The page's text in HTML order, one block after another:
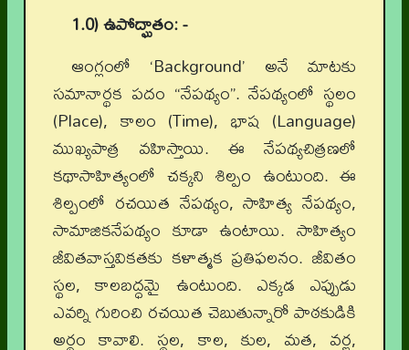
1.0) ఉపోద్ఘాతం: -
ఆంగ్లంలో ‘Background’ అనే మాటకు
సమానార్థక పదం “నేపథ్యం”. నేపథ్యంలో స్థలం
(Place), కాలం (Time), భాష (Language)
ముఖ్యపాత్ర వహిస్తాయి. ఈ నేపథ్యచిత్రణలో
కథాసాహిత్యంలో చక్కని శిల్పం ఉంటుంది. ఈ
శిల్పంలో రచయిత నేపథ్యం, సాహిత్య నేపథ్యం,
సామాజికనేపథ్యం కూడా ఉంటాయి. సాహిత్యం
జీవితవాస్తవికతకు కళాత్మక ప్రతిఫలనం. జీవితం
స్థల, కాలబద్ధమై ఉంటుంది. ఎక్కడ ఎప్పుడు
ఎవర్ని గురించి రచయిత చెబుతున్నారో పాఠకుడికి
అర్థం కావాలి. స్థల, కాల, కుల, మత, వర్ణ,